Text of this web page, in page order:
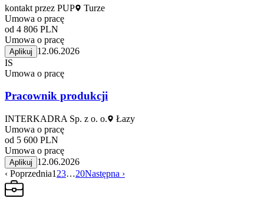
kontakt przez PUP
Turze
Umowa o pracę
od 4 806 PLN
Umowa o pracę
Aplikuj
12.06.2026
IS
Umowa o pracę
Pracownik produkcji
INTERKADRA Sp. z o. o.
Łazy
Umowa o pracę
od 5 600 PLN
Umowa o pracę
Aplikuj
12.06.2026
‹ Poprzednia1 23…20Następna ›